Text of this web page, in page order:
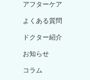
アフターケア
よくある質問
ドクター紹介
お知らせ
コラム